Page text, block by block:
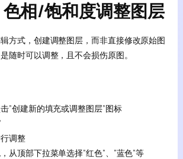
相/饱和度调整图层
方式，创建调整图层，而非直接修改原始图
随时可以调整，且不会损伤原图。
”创建新的填充或调整图层”图标
调整
从顶部下拉菜单选择”红色”、”蓝色”等